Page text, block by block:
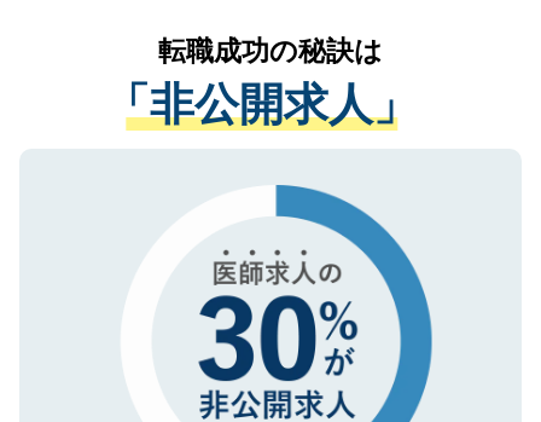
は、個人情報の取り扱いについての厳密な
管理基準を満たした事業者のみに付与され
る、プライバシーマークを取得済みです。
で、機密保持に関してもご安心ください。
かがいして、現在の医療機関の状況や紹介
経験をまじえながら、適切なアドバイスを
させていただきます。すぐにご転職をされ
ない方には、長期的なサポートが可能です
ので、まずはご登録ください。
転職成功の秘訣は
「非公開求人」